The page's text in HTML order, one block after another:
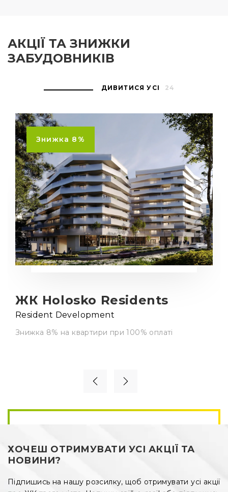
АКЦІЇ ТА ЗНИЖКИ
ЗАБУДОВНИКІВ
ДИВИТИСЯ УСІ 24
Знижка 8%
ЖК Holosko Residents
Resident Development
Знижка 8% на квартири при 100% оплаті
ХОЧЕШ ОТРИМУВАТИ УСІ АКЦІЇ ТА
НОВИНИ?
Підпишись на нашу розсилку, щоб отримувати усі акції